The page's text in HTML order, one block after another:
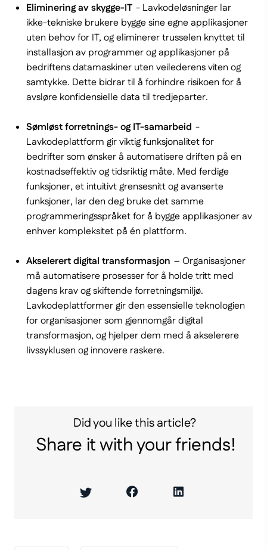
Eliminering av skygge-IT - Lavkodeløsninger lar
ikke-tekniske brukere bygge sine egne applikasjoner
uten behov for IT, og eliminerer trusselen knyttet til
installasjon av programmer og applikasjoner på
bedriftens datamaskiner uten veilederens viten og
samtykke. Dette bidrar til å forhindre risikoen for å
avsløre konfidensielle data til tredjeparter.
Sømløst forretnings- og IT-samarbeid -
Lavkodeplattform gir viktig funksjonalitet for
bedrifter som ønsker å automatisere driften på en
kostnadseffektiv og tidsriktig måte. Med ferdige
funksjoner, et intuitivt grensesnitt og avanserte
funksjoner, lar den deg bruke det samme
programmeringsspråket for å bygge applikasjoner av
enhver kompleksitet på én plattform.
Akselerert digital transformasjon – Organisasjoner
må automatisere prosesser for å holde tritt med
dagens krav og skiftende forretningsmiljø.
Lavkodeplattformer gir den essensielle teknologien
for organisasjoner som gjennomgår digital
transformasjon, og hjelper dem med å akselerere
livssyklusen og innovere raskere.
Did you like this article?
Share it with your friends!
(Nowe
(Link
(Nowe
(Link
(Nowe
(Link